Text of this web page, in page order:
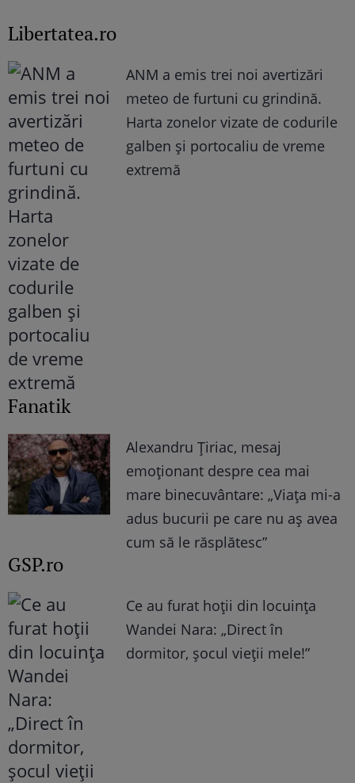
Libertatea.ro
ANM a emis trei noi avertizări
meteo de furtuni cu grindină.
Harta zonelor vizate de codurile
galben și portocaliu de vreme
extremă
Fanatik
Alexandru Țiriac, mesaj
emoționant despre cea mai
mare binecuvântare: „Viața mi-a
adus bucurii pe care nu aș avea
cum să le răsplătesc”
GSP.ro
Ce au furat hoții din locuința
Wandei Nara: „Direct în
dormitor, șocul vieții mele!”